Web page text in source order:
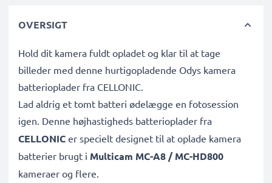
OVERSIGT
Hold dit kamera fuldt opladet og klar til at tage
billeder med denne hurtigopladende Odys kamera
batterioplader fra CELLONIC.
Lad aldrig et tomt batteri ødelægge en fotosession
igen. Denne højhastigheds batterioplader fra
CELLONIC er specielt designet til at oplade kamera
batterier brugt i Multicam MC-A8 / MC-HD800
kameraer og flere.